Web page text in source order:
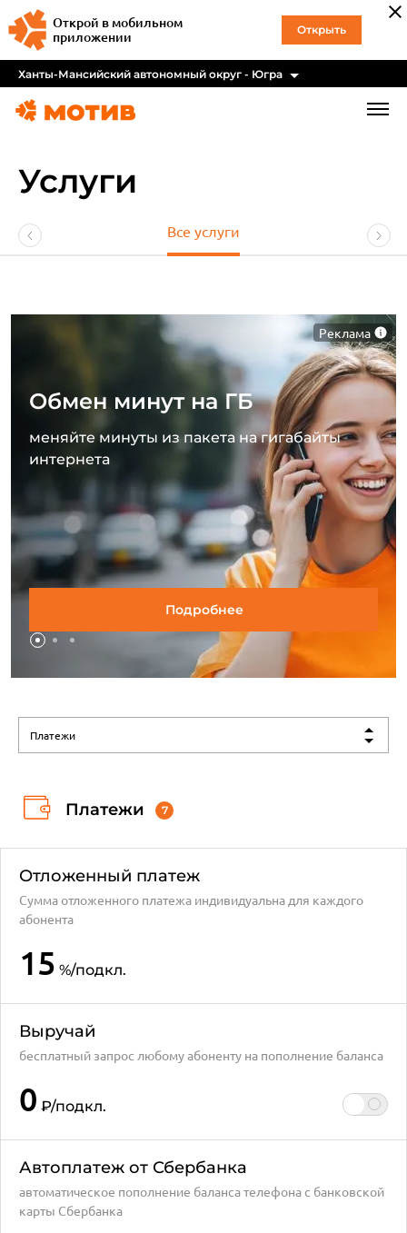
Открой в мобильном
приложении
Открыть
Ханты-Мансийский автономный округ - Югра
Услуги
Все услуги
Реклама
Обмен минут на ГБ
меняйте минуты из пакета на гигабайты
интернета
Подробнее
Платежи
Платежи 7
Отложенный платеж
Сумма отложенного платежа индивидуальна для каждого
абонента
15 %/подкл.
Выручай
бесплатный запрос любому абоненту на пополнение баланса
0 ₽/подкл.
Автоплатеж от Сбербанка
автоматическое пополнение баланса телефона с банковской
карты Сбербанка